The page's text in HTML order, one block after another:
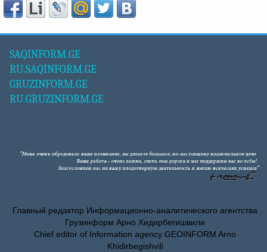
SAQINFORM.GE
RU.SAQINFORM.GE
GRUZINFORM.GE
RU.GRUZINFORM.GE
Главный редактор Информационно-аналитического агентства
Грузинформ Арно Хидирбегишвили
Chief editor of Information agency GEOINFORM Arno
Khidirbegishvili